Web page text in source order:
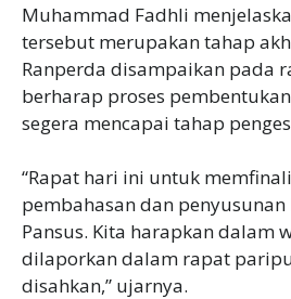
‎Muhammad Fadhli
tersebut merupakan tahap
Ranperda disampaikan pada
berharap proses
segera mencapai tahap
‎“Rapat hari ini untuk
pembahasan dan
Pansus. Kita harapkan dalam
dilaporkan dalam rapat
disahkan,” ujarnya.